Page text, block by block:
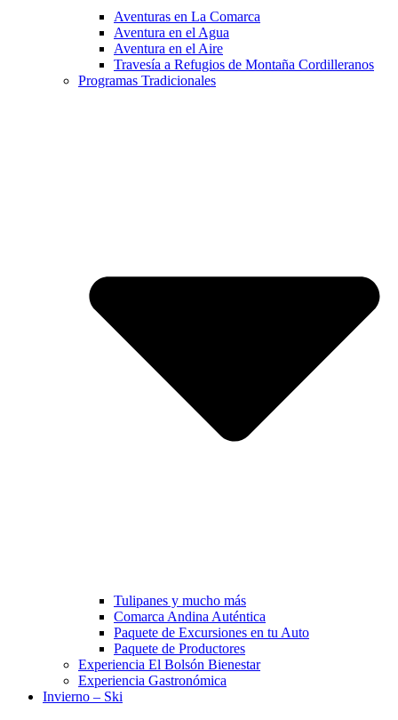
Aventuras en La Comarca
Aventura en el Agua
Aventura en el Aire
Travesía a Refugios de Montaña Cordilleranos
Programas Tradicionales
Tulipanes y mucho más
Comarca Andina Auténtica
Paquete de Excursiones en tu Auto
Paquete de Productores
Experiencia El Bolsón Bienestar
Experiencia Gastronómica
Invierno – Ski